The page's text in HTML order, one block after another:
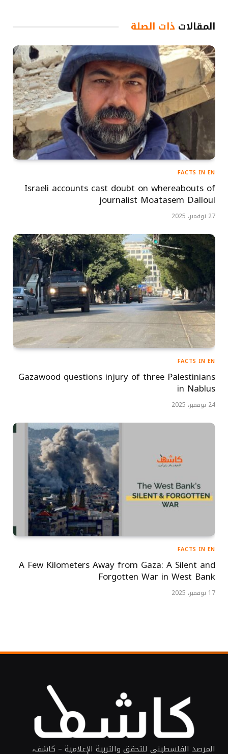
المقالات ذات الصلة
FACTS IN EN
Israeli accounts cast doubt on whereabouts of
journalist Moatasem Dalloul
27 نوفمبر، 2025
FACTS IN EN
Gazawood questions injury of three Palestinians
in Nablus
24 نوفمبر، 2025
FACTS IN EN
A Few Kilometers Away from Gaza: A Silent and
Forgotten War in West Bank
17 نوفمبر، 2025
المرصد الفلسطيني للتحقق والتربية الإعلامية – كاشف،